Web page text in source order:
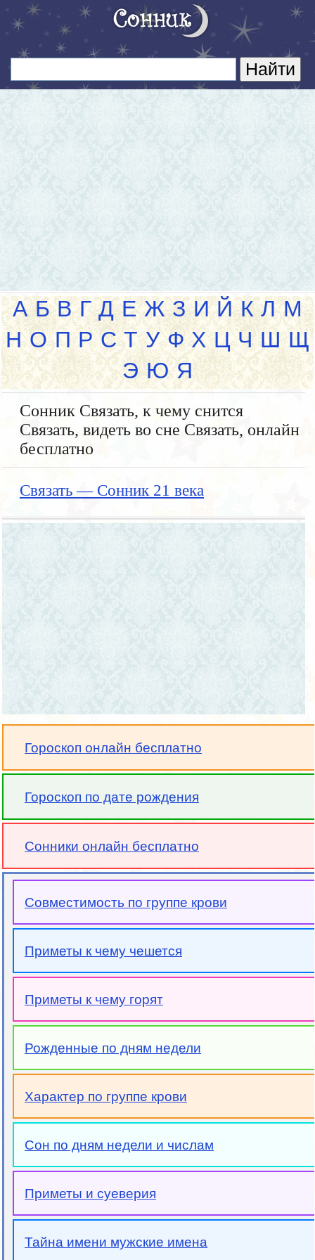
А Б В Г Д Е Ж З И Й К Л М
Н О П Р С Т У Ф Х Ц Ч Ш Щ
Э Ю Я
Сонник Связать, к чему снится
Связать, видеть во сне Связать, онлайн
бесплатно
Связать — Сонник 21 века
Гороскоп онлайн бесплатно
Гороскоп по дате рождения
Сонники онлайн бесплатно
Совместимость по группе крови
Приметы к чему чешется
Приметы к чему горят
Рожденные по дням недели
Характер по группе крови
Сон по дням недели и числам
Приметы и суеверия
Тайна имени мужские имена